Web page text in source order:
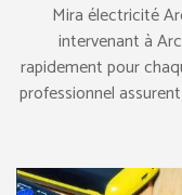
Mira électricité
intervenant à
rapidement pour
professionnel